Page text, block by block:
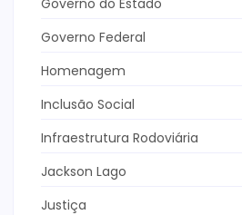
Governo Federal
Homenagem
Inclusão Social
Infraestrutura Rodoviária
Jackson Lago
Justiça